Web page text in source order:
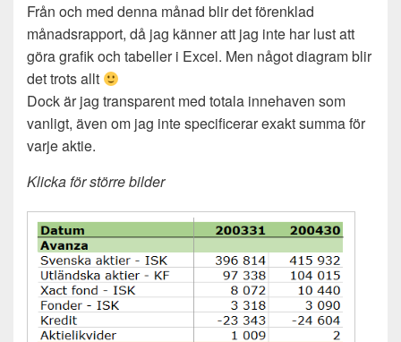
Från och med denna månad blir det förenklad
månadsrapport, då jag känner att jag inte har lust att
göra grafik och tabeller i Excel. Men något diagram blir
det trots allt
Dock är jag transparent med totala innehaven som
vanligt, även om jag inte specificerar exakt summa för
varje aktie.
Klicka för större bilder